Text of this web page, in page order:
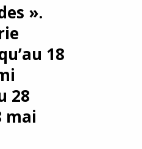
».
18
28
mai